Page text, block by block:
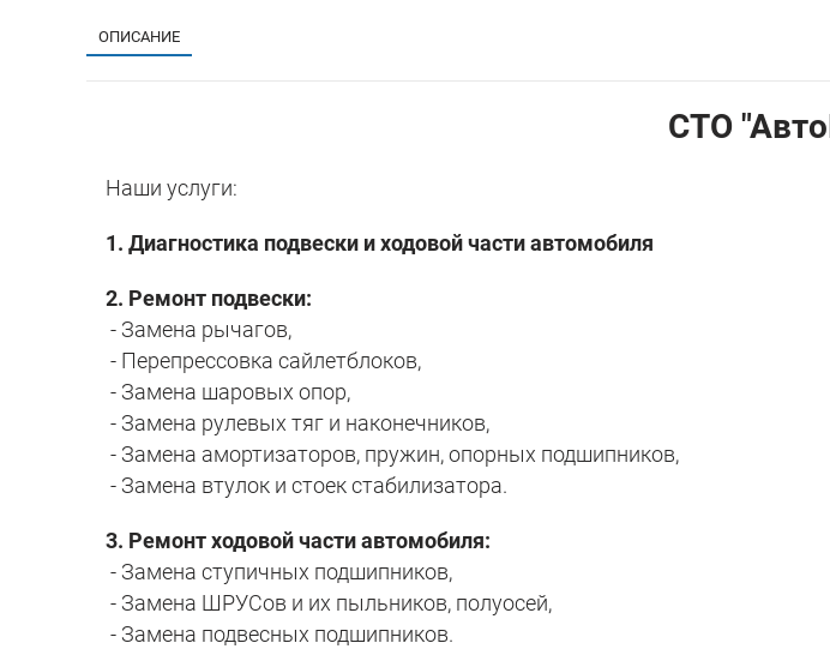
ОПИСАНИЕ
СТО
Наши услуги:
1. Диагностика подвески и ходовой части автомобиля
2. Ремонт подвески:
- Замена рычагов,
- Перепрессовка сайлетблоков,
- Замена шаровых опор,
- Замена рулевых тяг и наконечников,
- Замена амортизаторов, пружин, опорных подшипников,
- Замена втулок и стоек стабилизатора.
3. Ремонт ходовой части автомобиля:
- Замена ступичных подшипников,
- Замена ШРУСов и их пыльников, полуосей,
- Замена подвесных подшипников.